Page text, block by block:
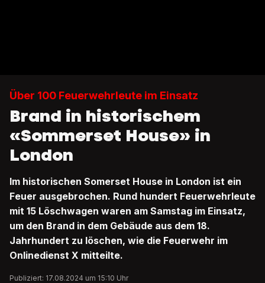
Über 100 Feuerwehrleute im Einsatz
Brand in historischem
«Sommerset House» in
London
Im historischen Somerset House in London ist ein
Feuer ausgebrochen. Rund hundert Feuerwehrleute
mit 15 Löschwagen waren am Samstag im Einsatz,
um den Brand in dem Gebäude aus dem 18.
Jahrhundert zu löschen, wie die Feuerwehr im
Onlinedienst X mitteilte.
Publiziert: 17.08.2024 um 15:10 Uhr